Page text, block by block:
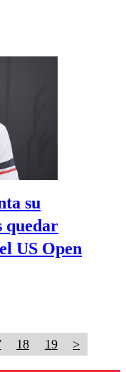
su
quedar
US Open
18 19 >